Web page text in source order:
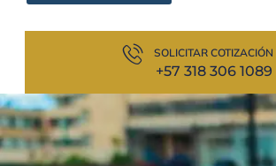
SOLICITAR COTIZACIÓN
+57 318 306 1089